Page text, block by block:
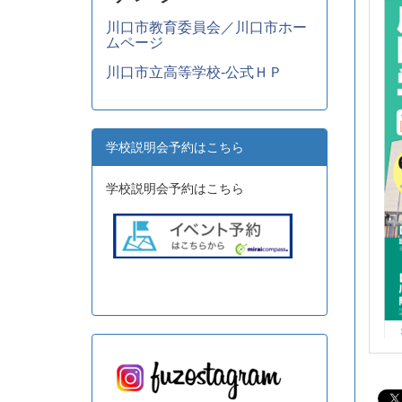
川口市教育委員会／川口市ホー
ムページ
川口市立高等学校-公式ＨＰ
学校説明会予約はこちら
学校説明会予約はこちら